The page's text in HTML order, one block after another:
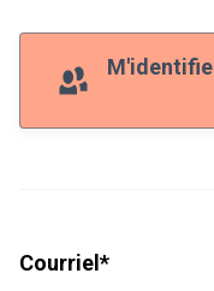
Courriel *Champ